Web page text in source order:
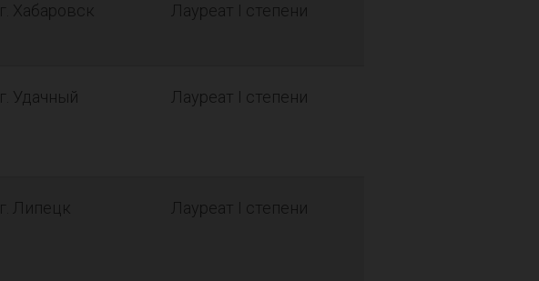
г. Хабаровск Лауреат I степени
г. Удачный Лауреат I степени
г. Липецк Лауреат I степени